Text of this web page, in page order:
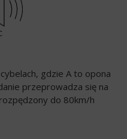
gdzie A to opona
przeprowadza się na
do 80km/h